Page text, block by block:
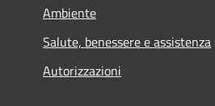
Ambiente
Salute, benessere e assistenza
Autorizzazioni